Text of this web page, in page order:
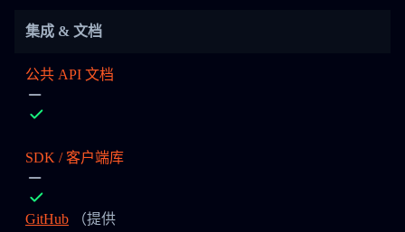
集成 & 文档
公共 API 文档
SDK / 客户端库
GitHub （提供